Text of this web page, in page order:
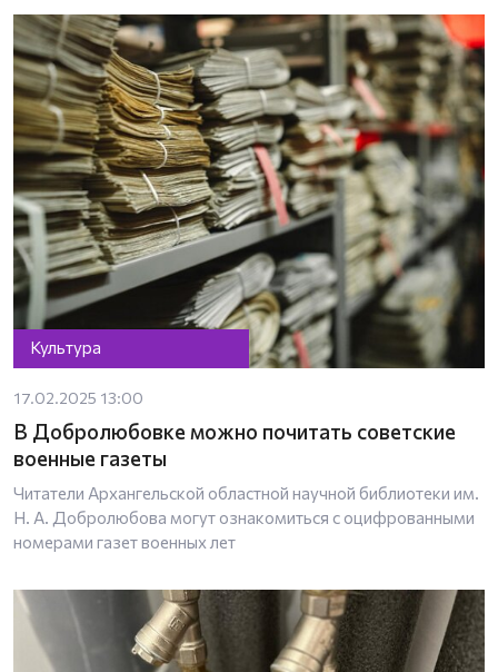
Культура
17.02.2025 13:00
В Добролюбовке можно почитать советские
военные газеты
Читатели Архангельской областной научной библиотеки им.
Н. А. Добролюбова могут ознакомиться с оцифрованными
номерами газет военных лет